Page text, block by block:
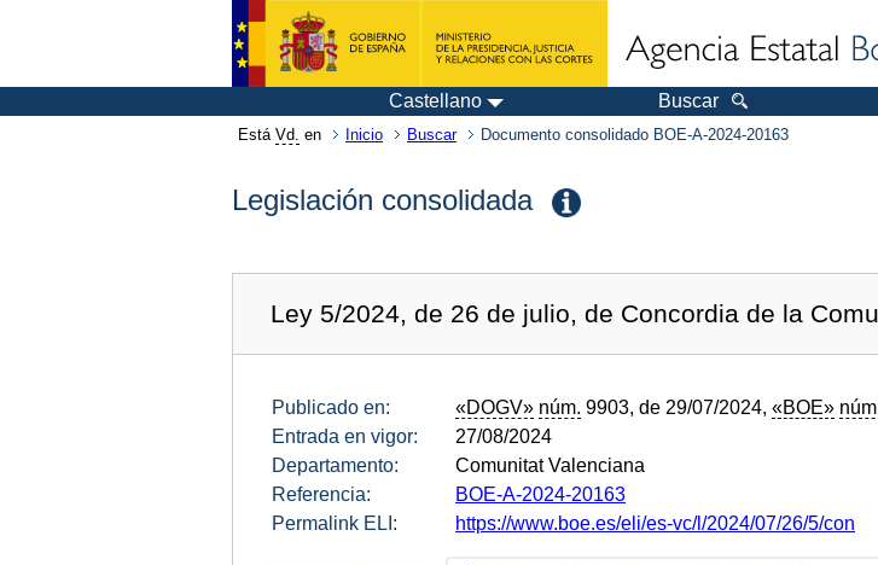
Castellano Buscar
Está Vd. en Inicio Buscar Documento consolidado BOE-A-2024-20163
Legislación consolidada
Ley 5/2024, de 26 de julio, de Concordia de la
Publicado en: «DOGV» núm. 9903, de 29/07/2024, «BOE»
Entrada en vigor:
27/08/2024
Departamento:
Comunitat Valenciana
Referencia:
BOE-A-2024-20163
Permalink ELI:
https://www.boe.es/eli/es-vc/l/2024/07/26/5/con